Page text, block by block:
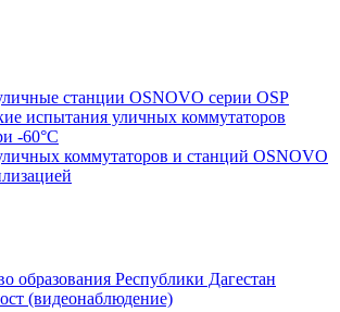
станции OSNOVO серии OSP
испытания уличных коммутаторов
-60°C
коммутаторов и станций OSNOVO
образования Республики Дагестан
(видеонаблюдение)